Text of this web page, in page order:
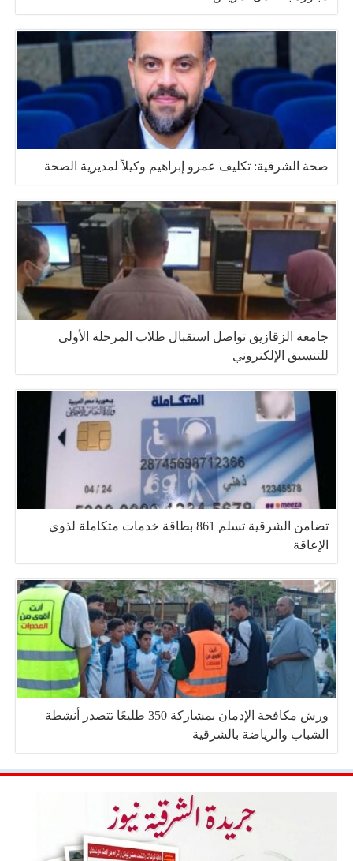
صحة الشرقية: تكليف عمرو إبراهيم وكيلاً لمديرية الصحة
جامعة الزقازيق تواصل استقبال طلاب المرحلة الأولى
للتنسيق الإلكتروني
تضامن الشرقية تسلم 861 بطاقة خدمات متكاملة لذوي
الإعاقة
ورش مكافحة الإدمان بمشاركة 350 طليعًا تتصدر أنشطة
الشباب والرياضة بالشرقية